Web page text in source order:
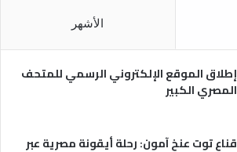
ص
ر
الأشهر
إطلاق الموقع الإلكتروني الرسمي للمتحف
المصري الكبير
قناع توت عنخ آمون: رحلة أيقونة مصرية عبر